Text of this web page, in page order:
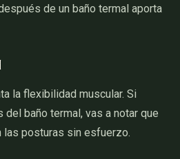
de un baño termal aporta
la flexibilidad muscular. Si
baño termal, vas a notar que
las posturas sin esfuerzo.